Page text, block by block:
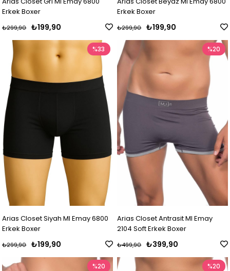
Erkek Boxer
₺199,90
₺299,90
Erkek Boxer
₺199,90
₺299,90
Arias Closet Siyah MI Emay 6800
Erkek Boxer
₺199,90
₺299,90
%33
Arias Closet Antrasit MI Emay
2104 Soft Erkek Boxer
₺399,90
₺499,90
%20
%20 %20